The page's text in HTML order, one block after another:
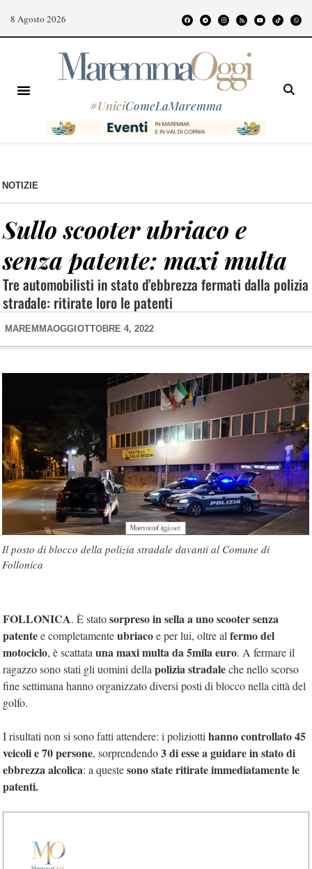
8 Agosto 2026
#UniciComeLaMaremma
NOTIZIE
Sullo scooter ubriaco e
senza patente: maxi multa
Tre automobilisti in stato d’ebbrezza fermati dalla polizia
stradale: ritirate loro le patenti
MAREMMAOGGI OTTOBRE 4, 2022
Il posto di blocco della polizia stradale davanti al Comune di
Follonica
FOLLONICA. È statosorpreso in sella a uno scooter senza
patentee completamenteubriacoe per lui, oltre al fermo del
motociclo, è scattata una maxi multa da 5mila euro. A fermare il
ragazzo sono stati gli uomini della polizia stradaleche nello scorso
fine settimana hanno organizzato diversi posti di blocco nella città del
golfo.
I risultati non si sono fatti attendere: i poliziotti hanno controllato 45
veicoli e 70 persone, sorprendendo3 di esse a guidare in stato di
ebbrezza alcolica: a questesono state ritirate immediatamente le
patenti.